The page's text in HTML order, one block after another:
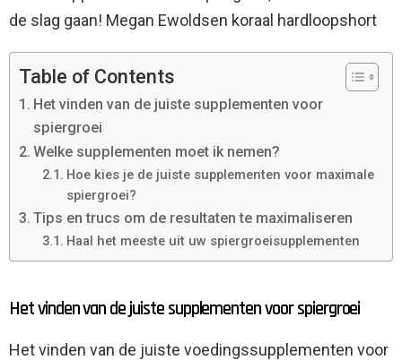
de slag gaan! Megan Ewoldsen koraal hardloopshort
Table of Contents
Het vinden van de juiste supplementen voor
spiergroei
Welke supplementen moet ik nemen?
Hoe kies je de juiste supplementen voor maximale
spiergroei?
Tips en trucs om de resultaten te maximaliseren
Haal het meeste uit uw spiergroeisupplementen
Het vinden van de juiste supplementen voor spiergroei
Het vinden van de juiste voedingssupplementen voor